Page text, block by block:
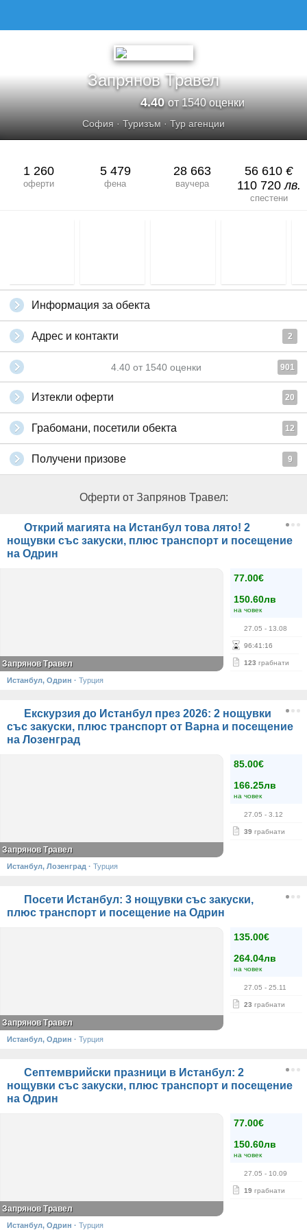
Запрянов Травел
4.40от 1540 оценки
София · Туризъм · Тур агенции
1 260
оферти
5 479
фена
28 663
ваучера
56 610 €
110 720лв.
спестени
Информация за обекта
Адрес и контакти 2
4.40 от 1540 оценки 901
Изтекли оферти 20
Грабомани, посетили обекта 12
Получени призове 9
Оферти от Запрянов Травел:
Открий магията на Истанбул това лято! 2
нощувки със закуски, плюс транспорт и посещение
на Одрин
77.00€
150.60лв
на човек
27.05 - 13.08
96:41 :15
123 грабнати
Запрянов Травел
Истанбул, Одрин · Турция
Екскурзия до Истанбул през 2026: 2 нощувки
със закуски, плюс транспорт от Варна и посещение
на Лозенград
85.00€
166.25лв
на човек
27.05 - 3.12
39 грабнати
Запрянов Травел
Истанбул, Лозенград · Турция
Посети Истанбул: 3 нощувки със закуски,
плюс транспорт и посещение на Одрин
135.00€
264.04лв
на човек
27.05 - 25.11
23 грабнати
Запрянов Травел
Истанбул, Одрин · Турция
Септемврийски празници в Истанбул: 2
нощувки със закуски, плюс транспорт и посещение
на Одрин
77.00€
150.60лв
на човек
27.05 - 10.09
19 грабнати
Запрянов Травел
Истанбул, Одрин · Турция